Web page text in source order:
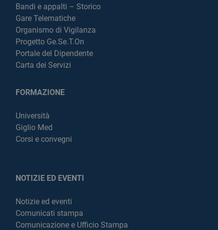
Bandi e appalti – Storico
Gare Telematiche
Organismo di Vigilanza
Progetto Ge.Se.T.On
Portale del Dipendente
Carta dei Servizi
FORMAZIONE
Università
Giglio Med
Corsi e convegni
NOTIZIE ED EVENTI
Notizie ed eventi
Comunicati stampa
Comunicazione e Ufficio Stampa